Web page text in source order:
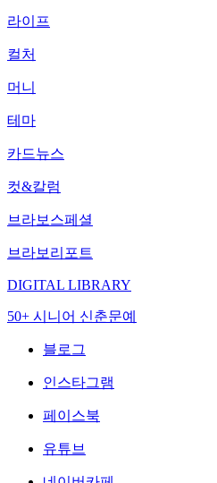
라이프
컬처
머니
테마
카드뉴스
컷&칼럼
브라보스페셜
브라보리포트
DIGITAL LIBRARY
50+ 시니어 신춘문예
블로그
인스타그램
페이스북
유튜브